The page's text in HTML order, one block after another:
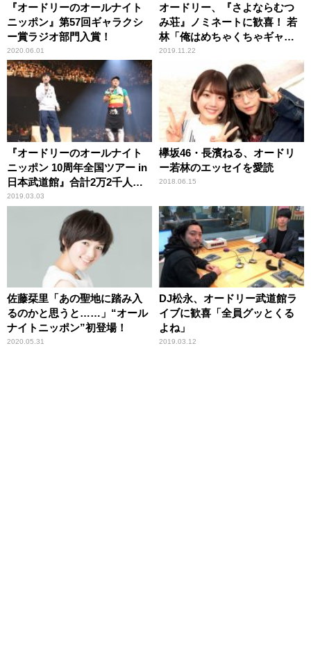
『オードリーのオールナイト
ニッポン』第57回ギャラクシ
ー賞ラジオ部門入賞！
2020.06.01
オードリー、『さよならむつ
み荘』ノミネートに歓喜！ 若
林「俺はめちゃくちゃギャラ
クシー賞が欲しい！」
2019.11.22
『オードリーのオールナイト
ニッポン 10周年全国ツアー in
日本武道館』合計2万2千人の
リトルトゥースを沸かせる！
2019.03.03
欅坂46・長濱ねる、オードリ
ー若林のエッセイを愛読
2018.06.15
佐藤栞里「あの聖地に踏み入
るのかと思うと……」“オール
ナイトニッポン”初登場！
2020.05.31
DJ松永、オードリー武道館ラ
イブに歓喜「全員グッとくる
よね」
2019.03.12